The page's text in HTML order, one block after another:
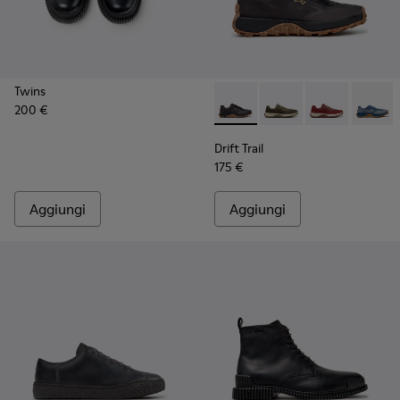
Twins
200 €
Aggiungi
Drift Trail - K101084-005 -
Drift Trail - K101084-
Drift Trail -
Drift
Drift Trail
175 €
Aggiungi